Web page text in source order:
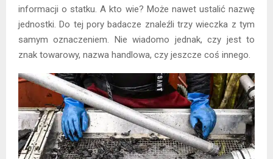
informacji o statku. A kto wie? Może nawet ustalić nazwę
jednostki. Do tej pory badacze znaleźli trzy wieczka z tym
samym oznaczeniem. Nie wiadomo jednak, czy jest to
znak towarowy, nazwa handlowa, czy jeszcze coś innego.